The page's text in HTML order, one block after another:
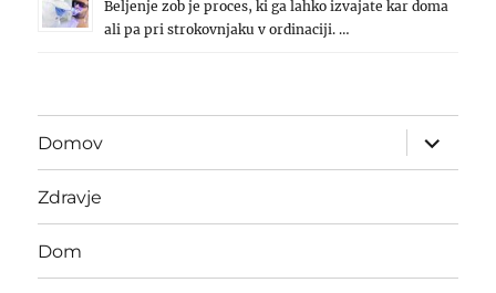
Beljenje zob je proces, ki ga lahko izvajate kar doma
ali pa pri strokovnjaku v ordinaciji. …
Domov
expand
child
menu
Zdravje
Dom